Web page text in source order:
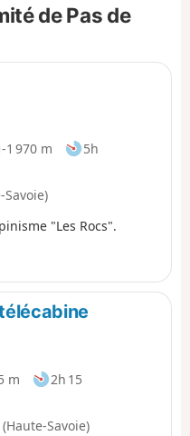
et le Léman.
de Pas de
-1 970 m
5h
"Les Rocs".
m
2h 15
Savoie)